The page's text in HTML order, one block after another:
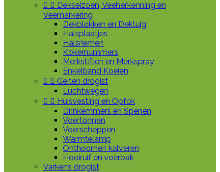
  Dekseizoen, Veeherkenning en
Veemarkering
Dekblokken en Dektuig
Halsplaatjes
Halsriemen
Kokernummers
Merkstiften en Merkspray
Enkelband Koeien
  Geiten drogist
Luchtwegen
  Huisvesting en Opfok
Drinkemmers en Spenen
Voertonnen
Voerscheppen
Warmtelamp
Onthoornen kalveren
Hooiruif en voerbak
Varkens drogist